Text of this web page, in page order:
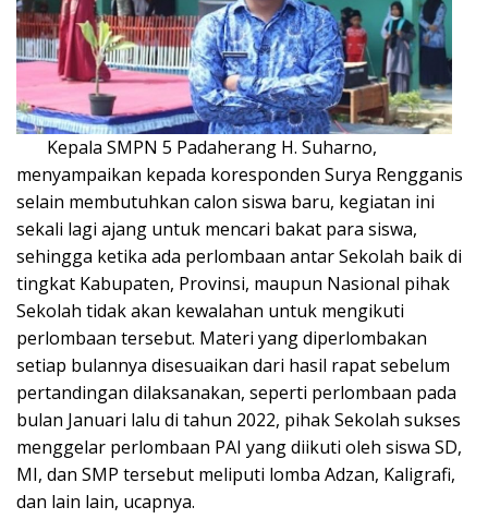
Kepala SMPN 5 Padaherang H. Suharno,
menyampaikan kepada koresponden Surya Rengganis
selain membutuhkan calon siswa baru, kegiatan ini
sekali lagi ajang untuk mencari bakat para siswa,
sehingga ketika ada perlombaan antar Sekolah baik di
tingkat Kabupaten, Provinsi, maupun Nasional pihak
Sekolah tidak akan kewalahan untuk mengikuti
perlombaan tersebut. Materi yang diperlombakan
setiap bulannya disesuaikan dari hasil rapat sebelum
pertandingan dilaksanakan, seperti perlombaan pada
bulan Januari lalu di tahun 2022, pihak Sekolah sukses
menggelar perlombaan PAI yang diikuti oleh siswa SD,
MI, dan SMP tersebut meliputi lomba Adzan, Kaligrafi,
dan lain lain, ucapnya.